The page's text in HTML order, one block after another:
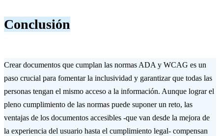
Conclusión
Crear documentos que cumplan las normas ADA y WCAG es un
paso crucial para fomentar la inclusividad y garantizar que todas las
personas tengan el mismo acceso a la información. Aunque lograr el
pleno cumplimiento de las normas puede suponer un reto, las
ventajas de los documentos accesibles -que van desde la mejora de
la experiencia del usuario hasta el cumplimiento legal- compensan